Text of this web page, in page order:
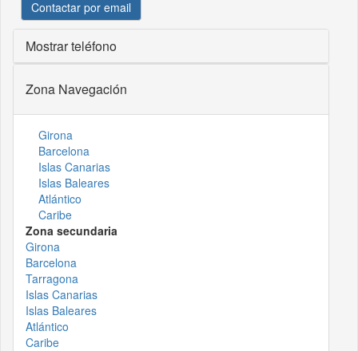
Contactar por email
Mostrar teléfono
Zona Navegación
Girona
Barcelona
Islas Canarias
Islas Baleares
Atlántico
Caribe
Zona secundaria
Girona
Barcelona
Tarragona
Islas Canarias
Islas Baleares
Atlántico
Caribe